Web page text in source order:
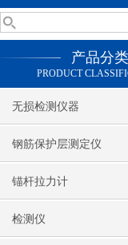
产品分类
PRODUCT
无损检测仪器
钢筋保护层测定仪
锚杆拉力计
检测仪